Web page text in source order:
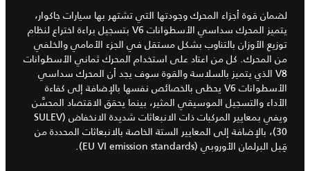
لضمان قوة أجزاء المحرك وجودتها التي تشتهر بها سيارات جاكوار،
يتميز المحرك سداسي الأسطوانات V6 بتسجيل براءة اختراع لنظام
توزيع الأوزان بالتناوب بشكل مستقل في الجزء الأمامي والخلفي
من المحرك. كل من اعتاد على استخدام المحرك ثماني الأسطوانات
V8 الذي يتميز بالسلاسة والقوة سوف يجد أن المحرك سداسي
الأسطوانات V6 يحظى بالخصائص نفسها بالإضافة إلى كفاءة
الأداء والتسجيل الموسيقي المثير، بينما يحقق الاقتصاد المحسَّن
ويفي بمعايير المركبات ذات الانبعاثات شديدة الانخفاض (SULEV
30)، بالإضافة إلى المعايير الستة الخاصة بالانبعاثات المحددة من
قِبل البرلمان الأوروبي (EU VI emission standards).